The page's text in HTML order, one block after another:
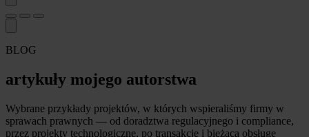
BLOG
artykuły mojego autorstwa
Wybrane przykłady projektów, w których wspieraliśmy firmy w
sprawach prawnych — od doradztwa regulacyjnego i compliance,
przez projekty technologiczne, po transakcje i bieżącą obsługę